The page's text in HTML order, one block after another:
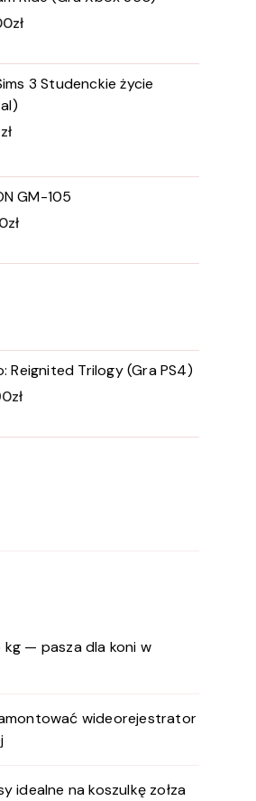
zł
3 Studenckie życie
zł
GM-105
zł
Reignited Trilogy (Gra PS4)
zł
kg — pasza dla koni w
wideorejestrator
idealne na koszulkę zołza